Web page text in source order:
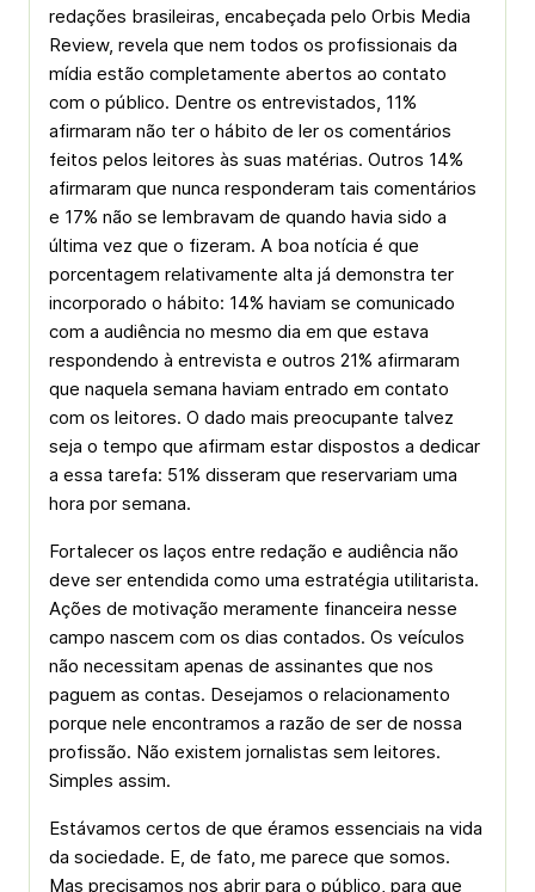
redações brasileiras, encabeçada pelo Orbis Media
Review, revela que nem todos os profissionais da
mídia estão completamente abertos ao contato
com o público. Dentre os entrevistados, 11%
afirmaram não ter o hábito de ler os comentários
feitos pelos leitores às suas matérias. Outros 14%
afirmaram que nunca responderam tais comentários
e 17% não se lembravam de quando havia sido a
última vez que o fizeram. A boa notícia é que
porcentagem relativamente alta já demonstra ter
incorporado o hábito: 14% haviam se comunicado
com a audiência no mesmo dia em que estava
respondendo à entrevista e outros 21% afirmaram
que naquela semana haviam entrado em contato
com os leitores. O dado mais preocupante talvez
seja o tempo que afirmam estar dispostos a dedicar
a essa tarefa: 51% disseram que reservariam uma
hora por semana.
Fortalecer os laços entre redação e audiência não
deve ser entendida como uma estratégia utilitarista.
Ações de motivação meramente financeira nesse
campo nascem com os dias contados. Os veículos
não necessitam apenas de assinantes que nos
paguem as contas. Desejamos o relacionamento
porque nele encontramos a razão de ser de nossa
profissão. Não existem jornalistas sem leitores.
Simples assim.
Estávamos certos de que éramos essenciais na vida
da sociedade. E, de fato, me parece que somos.
Mas precisamos nos abrir para o público, para que